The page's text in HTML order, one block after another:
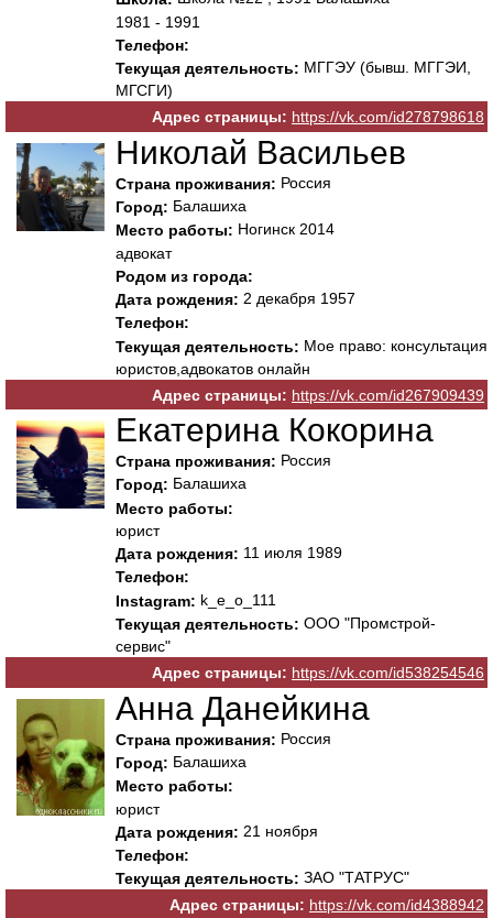
1981 - 1991
Телефон:
Текущая деятельность: МГГЭУ (бывш. МГГЭИ,
МГСГИ)
Адрес страницы: https://vk.com/id278798618
Николай Васильев
Страна проживания: Россия
Город: Балашиха
Место работы: Ногинск 2014
адвокат
Родом из города:
Дата рождения: 2 декабря 1957
Телефон:
Текущая деятельность: Мое право: консультация
юристов,адвокатов онлайн
Адрес страницы: https://vk.com/id267909439
Екатерина Кокорина
Страна проживания: Россия
Город: Балашиха
Место работы:
юрист
Дата рождения: 11 июля 1989
Телефон:
Instagram: k_e_o_111
Текущая деятельность: ООО "Промстрой-
сервис"
Адрес страницы: https://vk.com/id538254546
Анна Данейкина
Страна проживания: Россия
Город: Балашиха
Место работы:
юрист
Дата рождения: 21 ноября
Телефон:
Текущая деятельность: ЗАО "ТАТРУС"
Адрес страницы: https://vk.com/id4388942